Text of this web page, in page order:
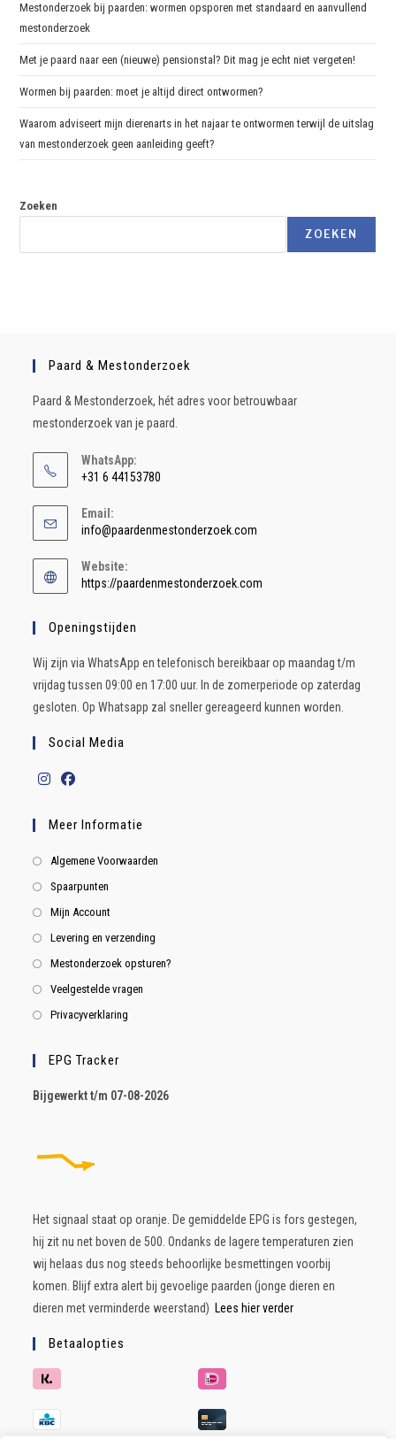
Mestonderzoek bij paarden: wormen opsporen met standaard en aanvullend
mestonderzoek
Met je paard naar een (nieuwe) pensionstal? Dit mag je echt niet vergeten!
Wormen bij paarden: moet je altijd direct ontwormen?
Waarom adviseert mijn dierenarts in het najaar te ontwormen terwijl de uitslag
van mestonderzoek geen aanleiding geeft?
Zoeken
ZOEKEN
Paard & Mestonderzoek
Paard & Mestonderzoek, hét adres voor betrouwbaar
mestonderzoek van je paard.
WhatsApp:
+31 6 44153780
Email:
info@paardenmestonderzoek.com
Website:
https://paardenmestonderzoek.com
Openingstijden
Wij zijn via WhatsApp en telefonisch bereikbaar op maandag t/m
vrijdag tussen 09:00 en 17:00 uur. In de zomerperiode op zaterdag
gesloten. Op Whatsapp zal sneller gereageerd kunnen worden.
Social Media
Meer Informatie
Algemene Voorwaarden
Spaarpunten
Mijn Account
Levering en verzending
Mestonderzoek opsturen?
Veelgestelde vragen
Privacyverklaring
EPG Tracker
Bijgewerkt t/m 07-08-2026
Het signaal staat op oranje. De gemiddelde EPG is fors gestegen,
hij zit nu net boven de 500. Ondanks de lagere temperaturen zien
wij helaas dus nog steeds behoorlijke besmettingen voorbij
komen. Blijf extra alert bij gevoelige paarden (jonge dieren en
dieren met verminderde weerstand) Lees hier verder
Betaalopties